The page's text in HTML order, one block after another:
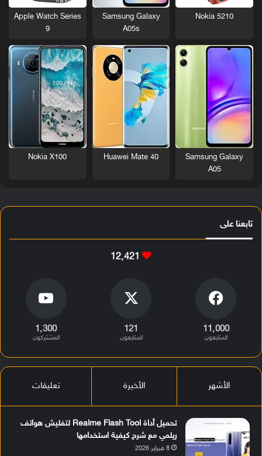
Nokia 5210
Samsung Galaxy
A05s
Apple Watch Series
9
Samsung Galaxy
A05
Huawei Mate 40
Nokia X100
تابعنا على
12٬421
11٬000
المتابعون
121
المتابعون
1٬300
المشتركون
الأشهر الأخيرة تعليقات
تحميل أداة Realme Flash Tool لتفليش هواتف
ريلمي مع شرح كيفية استخدامها
8 فبراير 2026